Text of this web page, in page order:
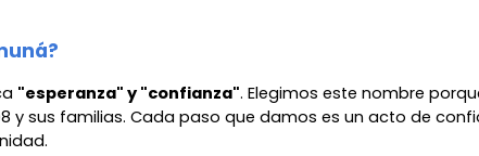
"esperanza" y "confianza". Elegimos este nombre
y sus familias. Cada paso que damos es un acto de